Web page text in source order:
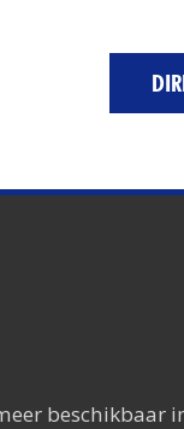
beschikbaar